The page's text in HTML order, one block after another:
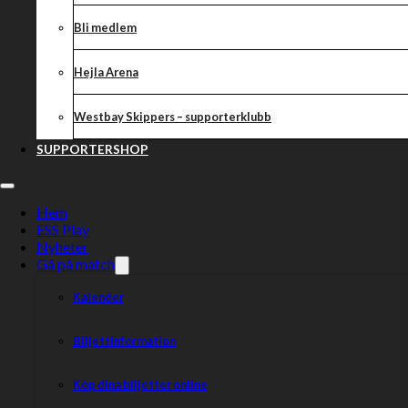
Bli medlem
Hejla Arena
Westbay Skippers – supporterklubb
SUPPORTERSHOP
Hem
ESS Play
Nyheter
Gå på match
Kalender
Biljettinformation
Köp dina biljetter online
Supportershopen är öppen måndag-fredag kl. 09:00 – 13:00.
(samma öppettider som shopen).
Välkommen med din beställning!
Dela nyheten: